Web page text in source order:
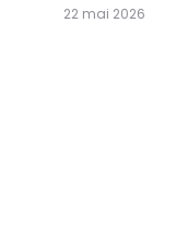
22 mai 2026